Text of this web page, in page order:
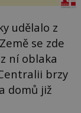
udělalo z
se zde
ní oblaka
brzy
domů již